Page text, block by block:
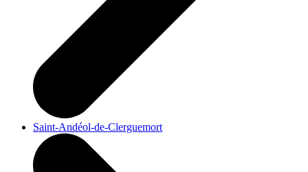
Saint-Andéol-de-Clerguemort